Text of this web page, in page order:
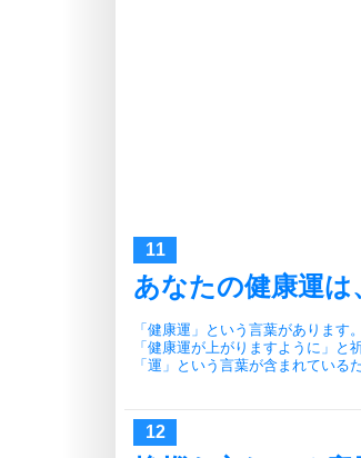
あなたの健康運は
「健康運」という言葉があります。
「健康運が上がりますように」と
「運」という言葉が含まれている